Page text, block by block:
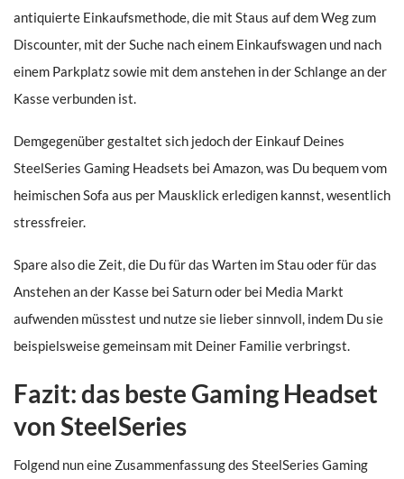
antiquierte Einkaufsmethode, die mit Staus auf dem Weg zum
Discounter, mit der Suche nach einem Einkaufswagen und nach
einem Parkplatz sowie mit dem anstehen in der Schlange an der
Kasse verbunden ist.
Demgegenüber gestaltet sich jedoch der Einkauf Deines
SteelSeries Gaming Headsets bei Amazon, was Du bequem vom
heimischen Sofa aus per Mausklick erledigen kannst, wesentlich
stressfreier.
Spare also die Zeit, die Du für das Warten im Stau oder für das
Anstehen an der Kasse bei Saturn oder bei Media Markt
aufwenden müsstest und nutze sie lieber sinnvoll, indem Du sie
beispielsweise gemeinsam mit Deiner Familie verbringst.
Fazit: das beste Gaming Headset
von SteelSeries
Folgend nun eine Zusammenfassung des SteelSeries Gaming